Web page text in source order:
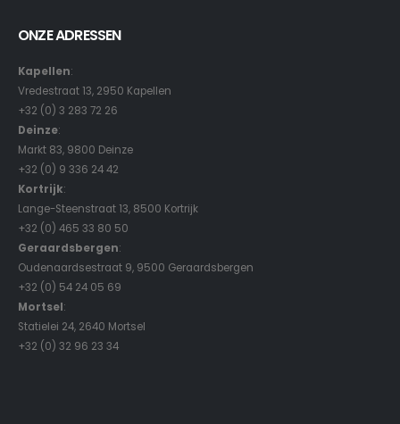
ONZE ADRESSEN
Kapellen:
Vredestraat 13, 2950 Kapellen
+32 (0) 3 283 72 26
Deinze:
Markt 83, 9800 Deinze
+32 (0) 9 336 24 42
Kortrijk:
Lange-Steenstraat 13, 8500 Kortrijk
+32 (0) 465 33 80 50
Geraardsbergen:
Oudenaardsestraat 9, 9500 Geraardsbergen
+32 (0) 54 24 05 69
Mortsel:
Statielei 24, 2640 Mortsel
+32 (0) 32 96 23 34